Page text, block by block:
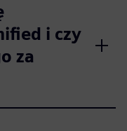
i czy
za